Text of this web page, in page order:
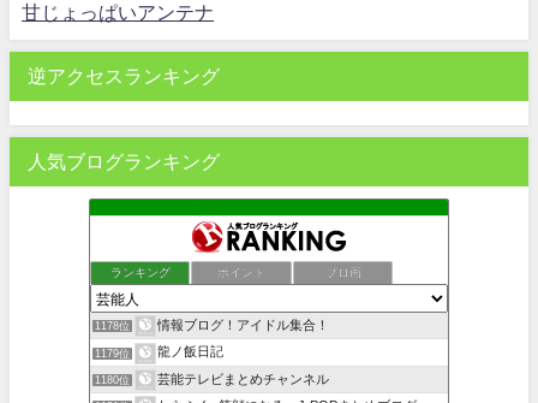
甘じょっぱいアンテナ
逆アクセスランキング
人気ブログランキング
ランキング ポイント ブロ画
1178位 情報ブログ！アイドル集合！
1179位 龍ノ飯日記
1180位 芸能テレビまとめチャンネル